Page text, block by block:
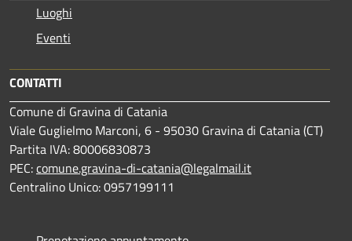
Luoghi
Eventi
CONTATTI
Comune di Gravina di Catania
Viale Guglielmo Marconi, 6 - 95030 Gravina di Catania (CT)
Partita IVA: 80006830873
PEC:comune.gravina-di-catania@legalmail.it
Centralino Unico: 0957199111